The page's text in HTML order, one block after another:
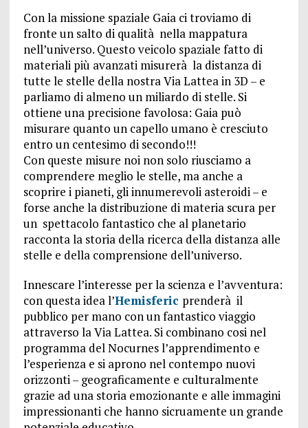
Con la missione spaziale Gaia ci troviamo di
fronte un salto di qualità nella mappatura
nell’universo. Questo veicolo spaziale fatto di
materiali più avanzati misurerà la distanza di
tutte le stelle della nostra Via Lattea in 3D – e
parliamo di almeno un miliardo di stelle. Si
ottiene una precisione favolosa: Gaia può
misurare quanto un capello umano è cresciuto
entro un centesimo di secondo!!!
Con queste misure noi non solo riusciamo a
comprendere meglio le stelle, ma anche a
scoprire i pianeti, gli innumerevoli asteroidi – e
forse anche la distribuzione di materia scura per
un spettacolo fantastico che al planetario
racconta la storia della ricerca della distanza alle
stelle e della comprensione dell’universo.
Innescare l’interesse per la scienza e l’avventura:
con questa idea l’Hemisferic prenderà il
pubblico per mano con un fantastico viaggio
attraverso la Via Lattea. Si combinano cosi nel
programma del Nocurnes l’apprendimento e
l’esperienza e si aprono nel contempo nuovi
orizzonti – geograficamente e culturalmente
grazie ad una storia emozionante e alle immagini
impressionanti che hanno sicruamente un grande